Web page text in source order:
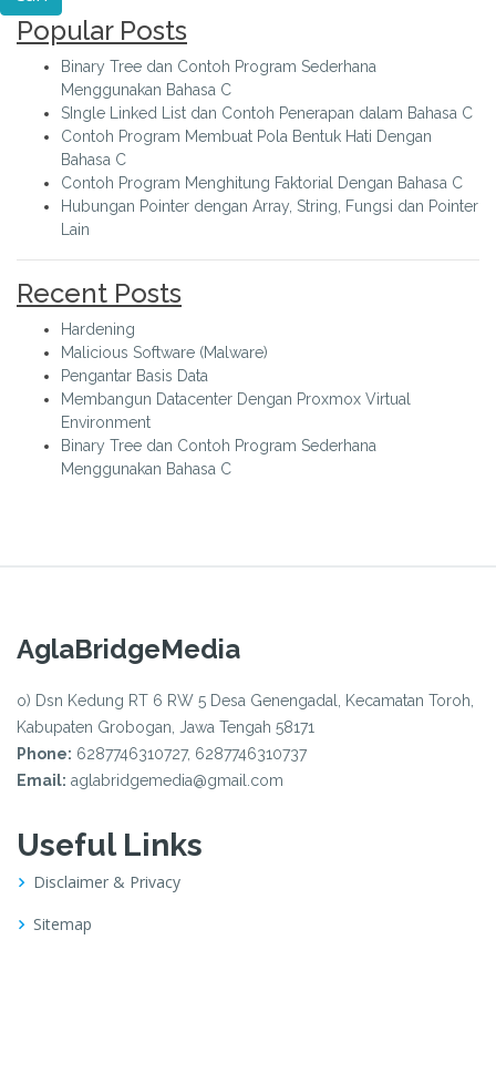
Popular Posts
Binary Tree dan Contoh Program Sederhana
Menggunakan Bahasa C
SIngle Linked List dan Contoh Penerapan dalam Bahasa C
Contoh Program Membuat Pola Bentuk Hati Dengan
Bahasa C
Contoh Program Menghitung Faktorial Dengan Bahasa C
Hubungan Pointer dengan Array, String, Fungsi dan Pointer
Lain
Recent Posts
Hardening
Malicious Software (Malware)
Pengantar Basis Data
Membangun Datacenter Dengan Proxmox Virtual
Environment
Binary Tree dan Contoh Program Sederhana
Menggunakan Bahasa C
AglaBridgeMedia
o) Dsn Kedung RT 6 RW 5 Desa Genengadal, Kecamatan Toroh,
Kabupaten Grobogan, Jawa Tengah 58171
Phone: 6287746310727, 6287746310737
Email: aglabridgemedia@gmail.com
Useful Links
Disclaimer & Privacy
Sitemap